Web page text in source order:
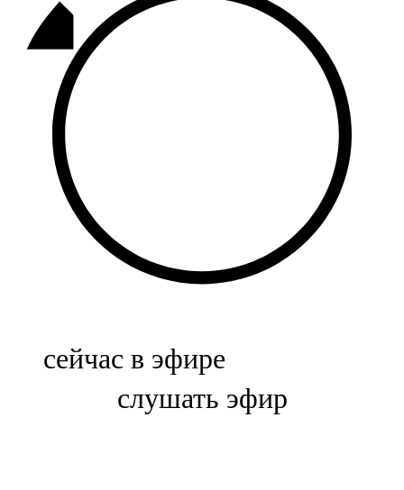
Базарлы матак
107,1 FM
Балык бистәсе
104,9 FM
Баулы
107,5 FM
Биләр
Болгар
сейчас в эфире
слушать эфир